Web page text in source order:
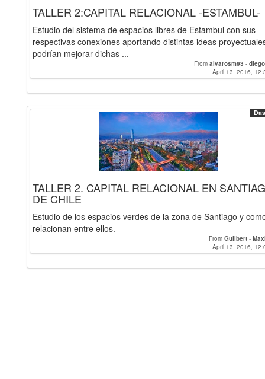
TALLER 2:CAPITAL RELACIONAL -ESTAMBUL-
Estudio del sistema de espacios libres de Estambul con sus
respectivas conexiones aportando distintas ideas
podrían mejorar dichas ...
From alvarosm93 -
April 13, 2016,
TALLER 2. CAPITAL RELACIONAL EN
DE CHILE
Estudio de los espacios verdes de la zona de Santiago y
relacionan entre ellos.
From Guilbert -
April 13, 2016,